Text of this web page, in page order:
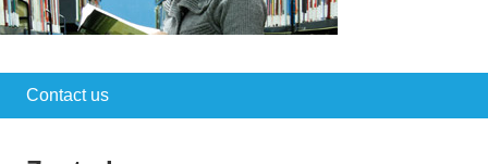
Contact us